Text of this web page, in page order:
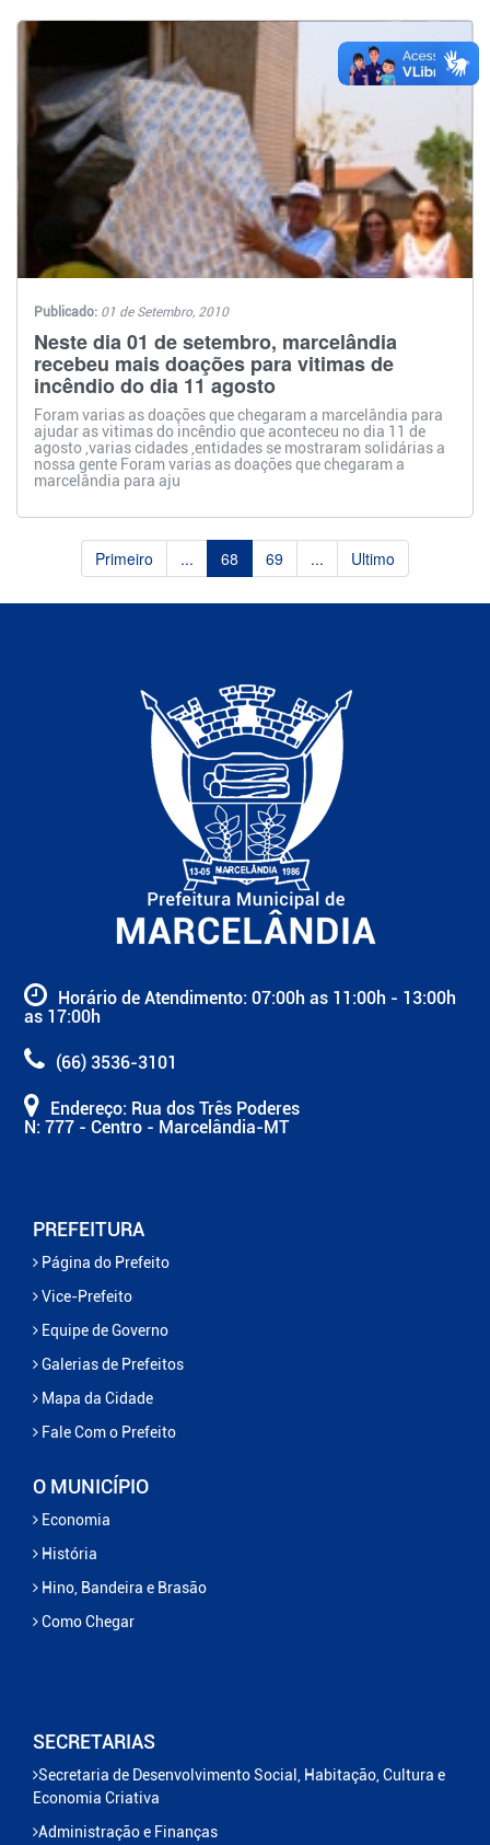
Publicado: 01 de Setembro, 2010
Neste dia 01 de setembro, marcelândia
recebeu mais doações para vitimas de
incêndio do dia 11 agosto
Foram varias as doações que chegaram a marcelândia para
ajudar as vitimas do incêndio que aconteceu no dia 11 de
agosto ,varias cidades ,entidades se mostraram solidárias a
nossa gente Foram varias as doações que chegaram a
marcelândia para aju
Primeiro ... 68 69 ... Ultimo
Horário de Atendimento: 07:00h as 11:00h - 13:00h
as 17:00h
(66) 3536-3101
Endereço: Rua dos Três Poderes
N: 777 - Centro - Marcelândia-MT
PREFEITURA
Página do Prefeito
Vice-Prefeito
Equipe de Governo
Galerias de Prefeitos
Mapa da Cidade
Fale Com o Prefeito
O MUNICÍPIO
Economia
História
Hino, Bandeira e Brasão
Como Chegar
SECRETARIAS
Secretaria de Desenvolvimento Social, Habitação, Cultura e
Economia Criativa
Administração e Finanças